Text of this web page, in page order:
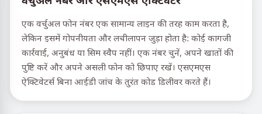
एक वर्चुअल फोन नंबर एक सामान्य लाइन की तरह काम करता है,
लेकिन इसमें गोपनीयता और लचीलापन जुड़ा होता है: कोई कागजी
कार्रवाई, अनुबंध या सिम स्वैप नहीं। एक नंबर चुनें, अपने खातों की
पुष्टि करें और अपने असली फोन को छिपाए रखें। एसएमएस
ऐक्टिवेटर्स बिना आईडी जांच के तुरंत कोड डिलीवर करते हैं।